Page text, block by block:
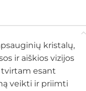
kristalų,
ir aiškios vizijos
tvirtam esant
veikti ir priimti